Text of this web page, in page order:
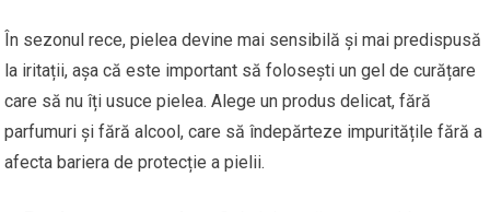
În sezonul rece, pielea devine mai sensibilă și mai predispusă
la iritații, așa că este important să folosești un gel de curățare
care să nu îți usuce pielea. Alege un produs delicat, fără
parfumuri și fără alcool, care să îndepărteze impuritățile fără a
afecta bariera de protecție a pielii.